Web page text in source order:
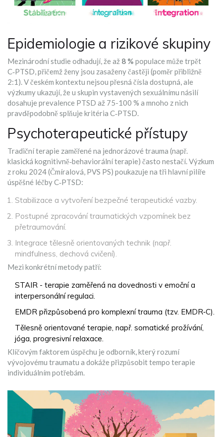
Epidemiologie a rizikové skupiny
Mezinárodní studie odhadují, že až 8 % populace může trpět
C‑PTSD, přičemž ženy jsou zasaženy častěji (poměr přibližně
2:1). V českém kontextu nejsou přesná čísla dostupná, ale
výzkumy ukazují, že u skupin vystavených sexuálnímu násilí
dosahuje prevalence PTSD až 75-100 % a mnoho z nich
pravděpodobně splňuje kritéria C‑PTSD.
Psychoterapeutické přístupy
Tradiční terapie zaměřené na jednorázové trauma (např.
klasická kognitivně‑behaviorální terapie) často nestačí. Výzkum
z roku 2024 (Čmíralová, PVS PS) poukazuje na tři hlavní pilíře
úspěšné léčby C‑PTSD:
Stabilizace a vytvoření bezpečné terapeutické vazby.
Postupné zpracování traumatických vzpomínek bez
přetraumování.
Integrace tělesně orientovaných technik (např.
mindfulness, dechová cvičení).
Mezi konkrétní metody patří:
STAIR - terapie zaměřená na dovednosti v emoční a
interpersonální regulaci.
EMDR přizpůsobená pro komplexní trauma (tzv. EMDR‑C).
Tělesně orientované terapie, např. somatické prožívání,
jóga, progresivní relaxace.
Klíčovým faktorem úspěchu je odborník, který rozumí
vývojovému traumatu a dokáže přizpůsobit tempo terapie
individuálním potřebám.